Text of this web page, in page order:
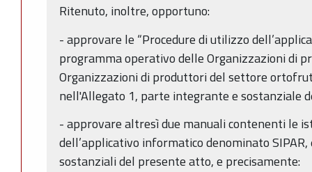
Ritenuto, inoltre, opportuno:
- approvare le “Procedure di utilizzo
programma operativo delle Organizzazioni di
Organizzazioni di produttori del settore
nell'Allegato 1, parte integrante e sostanziale
- approvare altresì due manuali contenenti le
dell’applicativo informatico denominato
sostanziali del presente atto, e precisamente: